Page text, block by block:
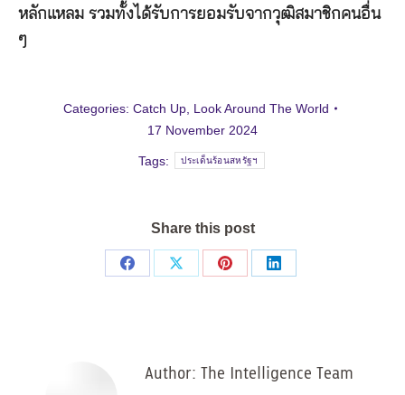
หลักแหลม รวมทั้งได้รับการยอมรับจากวุฒิสมาชิกคนอื่น
ๆ
Categories: Catch Up, Look Around The World
17 November 2024
Tags: ประเด็นร้อนสหรัฐฯ
Share this post
Share
Share
Share
Share
Author: The Intelligence Team